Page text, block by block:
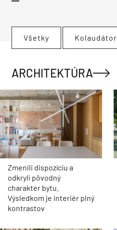
Všetky Kolaudátor
ARCHITEKTÚRA
Zmenili dispozíciu a
odkryli pôvodný
charakter bytu.
Výsledkom je interiér plný
kontrastov